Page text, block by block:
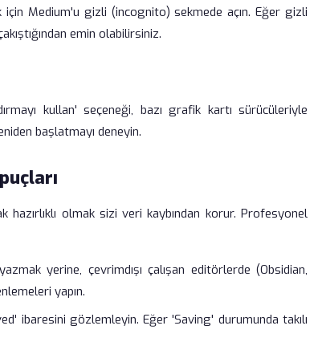
için Medium'u gizli (incognito) sekmede açın. Eğer gizli
emin olabilirsiniz.
kullan' seçeneği, bazı grafik kartı sürücüleriyle
başlatmayı deneyin.
olmak sizi veri kaybından korur. Profesyonel
yerine, çevrimdışı çalışan editörlerde (Obsidian,
yapın.
ibaresini gözlemleyin. Eğer 'Saving' durumunda takılı